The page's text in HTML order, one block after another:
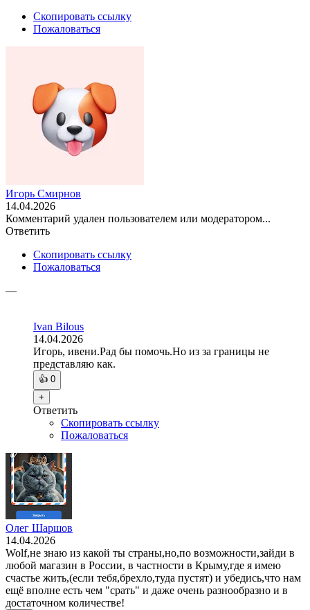
Скопировать ссылку
Пожаловаться
Игорь Смирнов
14.04.2026
Комментарий удален пользователем или модератором...
Ответить
Скопировать ссылку
Пожаловаться
—
Ivan Bilous
14.04.2026
Игорь, ивени.Рад бы помочь.Но из за границы не
представляю как.
👍 0
+
Ответить
Скопировать ссылку
Пожаловаться
Олег Шаршов
14.04.2026
Wolf,не знаю из какой ты страны,но,по возможности,зайди в
любой магазин в России, в частности в Крыму,где я имею
счастье жить,(если тебя,брехло,туда пустят) и убедись,что нам
ещё вполне есть чем "срать" и даже очень разнообразно и в
достаточном количестве!